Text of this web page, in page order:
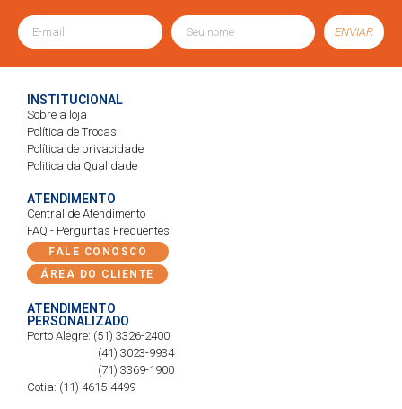
ENVIAR
INSTITUCIONAL
Sobre a loja
Política de Trocas
Política de privacidade
Politica da Qualidade
ATENDIMENTO
Central de Atendimento
FAQ - Perguntas Frequentes
FALE CONOSCO
ÁREA DO CLIENTE
ATENDIMENTO
PERSONALIZADO
Porto Alegre: (51) 3326-2400
(41) 3023-9934
(71) 3369-1900
Cotia: (11) 4615-4499